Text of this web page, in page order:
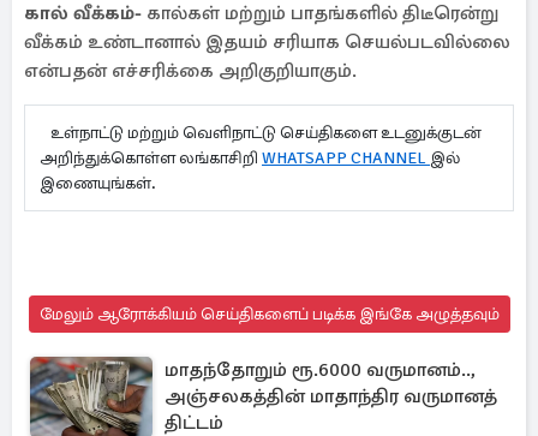
கால் வீக்கம்- கால்கள் மற்றும் பாதங்களில் திடீரென்று
வீக்கம் உண்டானால் இதயம் சரியாக செயல்படவில்லை
என்பதன் எச்சரிக்கை அறிகுறியாகும்.
உள்நாட்டு மற்றும் வெளிநாட்டு செய்திகளை உடனுக்குடன்
அறிந்துக்கொள்ள லங்காசிறி WHATSAPP CHANNEL இல்
இணையுங்கள்.
மேலும் ஆரோக்கியம் செய்திகளைப் படிக்க இங்கே அழுத்தவும்
மாதந்தோறும் ரூ.6000 வருமானம்..,
அஞ்சலகத்தின் மாதாந்திர வருமானத்
திட்டம்